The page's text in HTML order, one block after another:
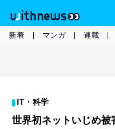
新着 マンガ 連載
IT・科学
世界初ネットいじめ